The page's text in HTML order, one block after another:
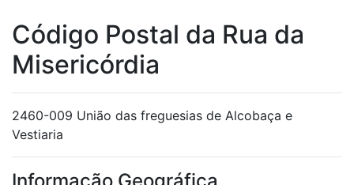
Código Postal da Rua da
Misericórdia
2460-009 União das freguesias de Alcobaça e
Vestiaria